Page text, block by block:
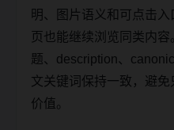
明、图片语义和可点击
页也能继续浏览同类内
题、description、
文关键词保持一致，避
价值。